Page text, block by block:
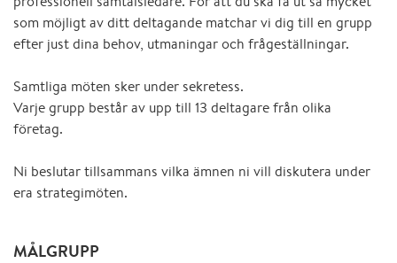
som möjligt av ditt deltagande matchar vi dig till en grupp
efter just dina behov, utmaningar och frågeställningar.
Samtliga möten sker under sekretess.
Varje grupp består av upp till 13 deltagare från olika
företag.
Ni beslutar tillsammans vilka ämnen ni vill diskutera under
era strategimöten.
MÅLGRUPP